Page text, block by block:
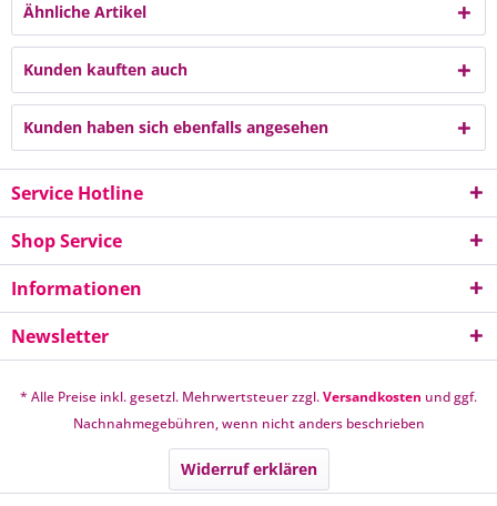
Ähnliche Artikel
Kunden kauften auch
Kunden haben sich ebenfalls angesehen
Service Hotline
Shop Service
Informationen
Newsletter
* Alle Preise inkl. gesetzl. Mehrwertsteuer zzgl.Versandkosten und ggf.
Nachnahmegebühren, wenn nicht anders beschrieben
Widerruf erklären